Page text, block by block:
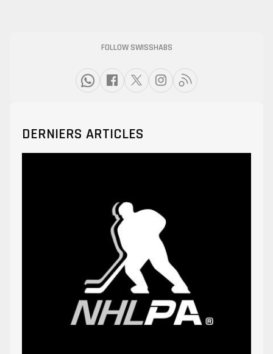
FOLLOW SWISSHABS
DERNIERS ARTICLES